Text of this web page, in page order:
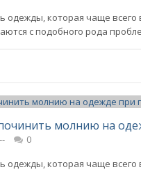
одежды, которая чаще
с подобного рода
молнию на
0
одежды, которая чаще